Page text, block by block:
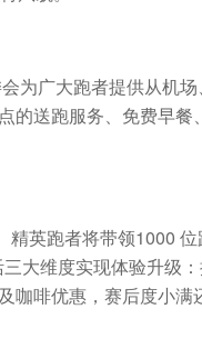
为广大跑者提供从机
的送跑服务、免费早餐
英跑者将带领1000
大维度实现体验升级
啡优惠，赛后度小满